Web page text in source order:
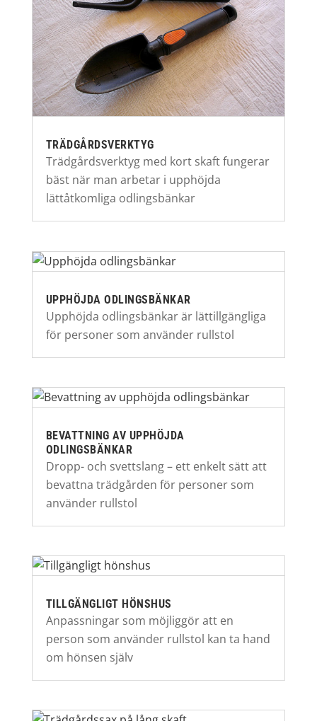
TRÄDGÅRDSVERKTYG
Trädgårdsverktyg med kort skaft fungerar
bäst när man arbetar i upphöjda
lättåtkomliga odlingsbänkar
UPPHÖJDA ODLINGSBÄNKAR
Upphöjda odlingsbänkar är lättillgängliga
för personer som använder rullstol
BEVATTNING AV UPPHÖJDA
ODLINGSBÄNKAR
Dropp- och svettslang – ett enkelt sätt att
bevattna trädgården för personer som
använder rullstol
TILLGÄNGLIGT HÖNSHUS
Anpassningar som möjliggör att en
person som använder rullstol kan ta hand
om hönsen själv